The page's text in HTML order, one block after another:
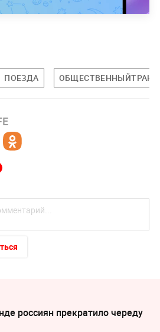
ПОЕЗДА
россиян прекратило череду